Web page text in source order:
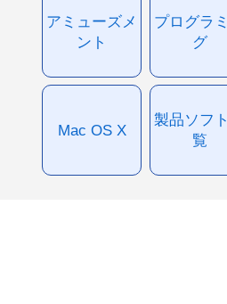
アミューズメ
ント
プログラ
グ
Mac OS X
製品ソフ
覧